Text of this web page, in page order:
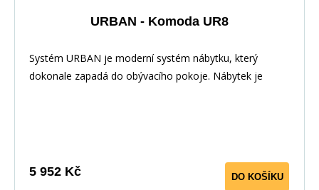
URBAN - Komoda UR8
Systém URBAN je moderní systém nábytku, který
dokonale zapadá do obývacího pokoje. Nábytek je
samostatným komponentům si můžete vytvořit vlastní
vybavení, které se hodí do Vašeho interiéru. &nbsp;
5 952 Kč DO KOŠÍKU